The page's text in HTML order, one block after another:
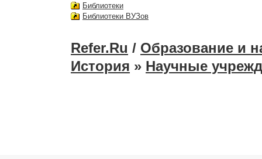
Библиотеки
Библиотеки ВУЗов
Refer.Ru / Образование и
История » Научные